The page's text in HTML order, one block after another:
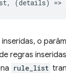
, (details) =>
o
regras
rule_list